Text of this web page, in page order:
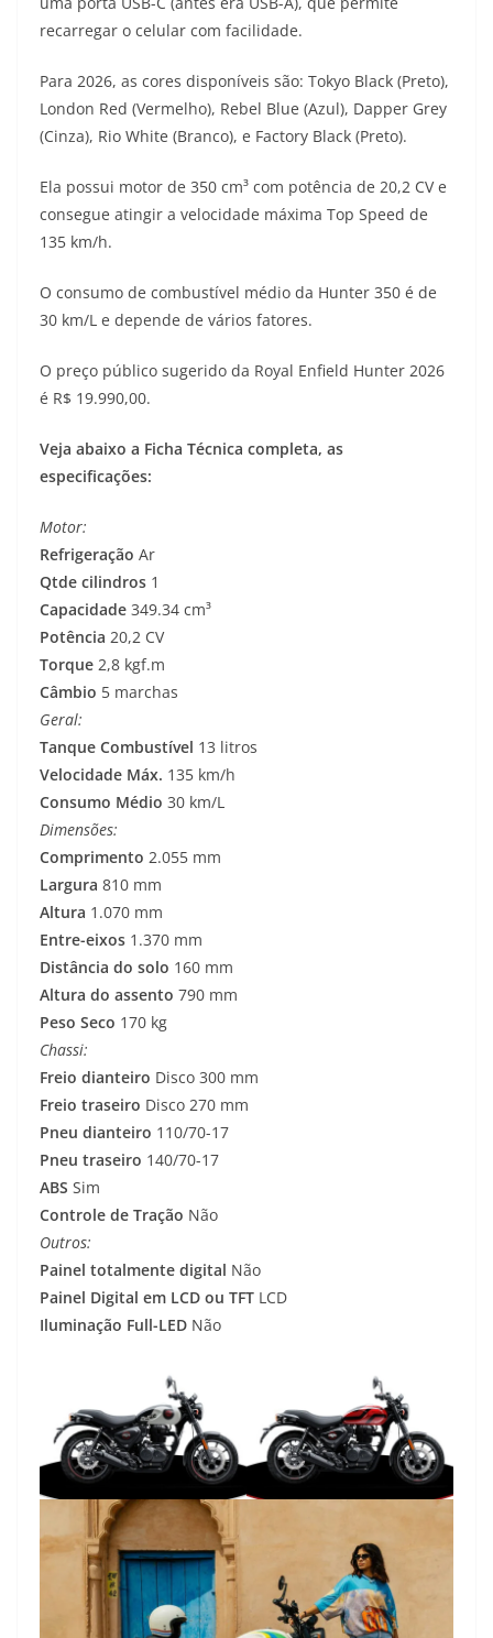
recarregar o celular com facilidade.
Para 2026, as cores disponíveis são: Tokyo Black (Preto),
London Red (Vermelho), Rebel Blue (Azul), Dapper Grey
(Cinza), Rio White (Branco), e Factory Black (Preto).
Ela possui motor de 350 cm³ com potência de 20,2 CV e
consegue atingir a velocidade máxima Top Speed de
135 km/h.
O consumo de combustível médio da Hunter 350 é de
30 km/L e depende de vários fatores.
O preço público sugerido da Royal Enfield Hunter 2026
é R$ 19.990,00.
Veja abaixo a Ficha Técnica completa, as
especificações:
Motor:
Refrigeração Ar
Qtde cilindros 1
Capacidade 349.34 cm³
Potência 20,2 CV
Torque 2,8 kgf.m
Câmbio 5 marchas
Geral:
Tanque Combustível 13 litros
Velocidade Máx. 135 km/h
Consumo Médio 30 km/L
Dimensões:
Comprimento 2.055 mm
Largura 810 mm
Altura 1.070 mm
Entre-eixos 1.370 mm
Distância do solo 160 mm
Altura do assento 790 mm
Peso Seco 170 kg
Chassi:
Freio dianteiro Disco 300 mm
Freio traseiro Disco 270 mm
Pneu dianteiro 110/70-17
Pneu traseiro 140/70-17
ABS Sim
Controle de Tração Não
Outros:
Painel totalmente digital Não
Painel Digital em LCD ou TFT LCD
Iluminação Full-LED Não